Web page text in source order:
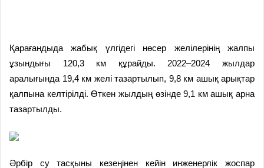
Қарағандыда жабық үлгідегі нөсер желілерінің жалпы
ұзындығы 120,3 км құрайды. 2022–2024 жылдар
аралығында 19,4 км желі тазартылып, 9,8 км ашық арықтар
қалпына келтірілді. Өткен жылдың өзінде 9,1 км ашық арна
тазартылды.
Әрбір су тасқыны кезеңінен кейін инженерлік жоспар